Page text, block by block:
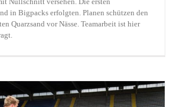
in Bigpacks erfolgten. Planen schützen den
Quarzsand vor Nässe. Teamarbeit ist hier